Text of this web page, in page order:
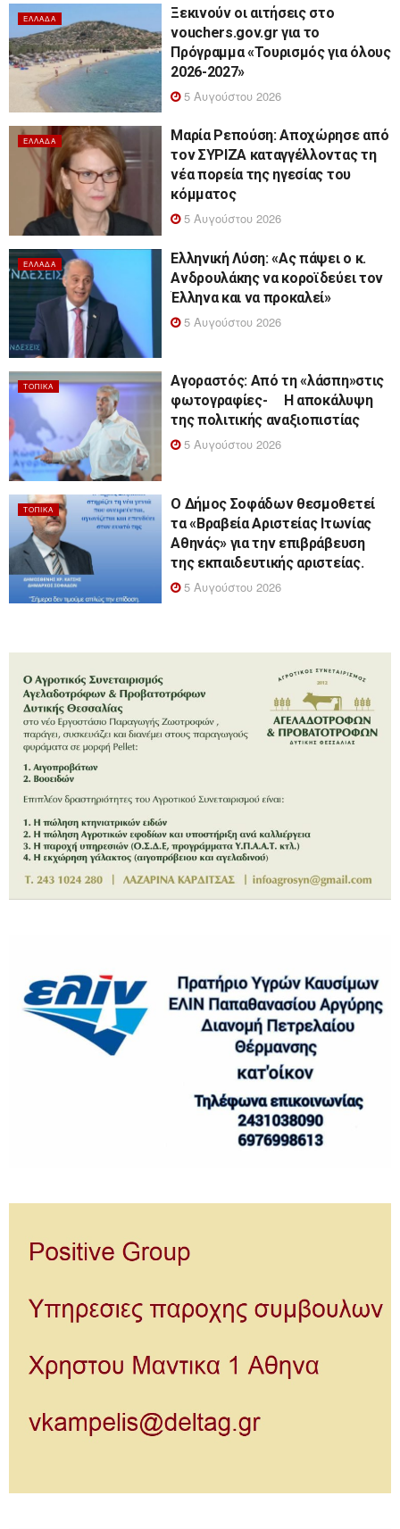
ΕΛΛΆΔΑ
Ξεκινούν οι αιτήσεις στο
vouchers.gov.gr για το
Πρόγραμμα «Τουρισμός για όλους
2026-2027»
5 Αυγούστου 2026
ΕΛΛΆΔΑ
Μαρία Ρεπούση: Αποχώρησε από
τον ΣΥΡΙΖΑ καταγγέλλοντας τη
νέα πορεία της ηγεσίας του
κόμματος
5 Αυγούστου 2026
ΕΛΛΆΔΑ
Ελληνική Λύση: «Ας πάψει ο κ.
Ανδρουλάκης να κοροϊδεύει τον
Έλληνα και να προκαλεί»
5 Αυγούστου 2026
ΤΟΠΙΚΆ
Αγοραστός: Από τη «λάσπη»στις
φωτογραφίες- Η αποκάλυψη
της πολιτικής αναξιοπιστίας
5 Αυγούστου 2026
ΤΟΠΙΚΆ
Ο Δήμος Σοφάδων θεσμοθετεί
τα «Βραβεία Αριστείας Ιτωνίας
Αθηνάς» για την επιβράβευση
της εκπαιδευτικής αριστείας.
5 Αυγούστου 2026